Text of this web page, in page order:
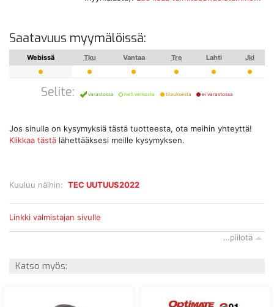
Kuuluu näihin: TEC UUTUUS2022
Saatavuus myymälöissä:
Webissä Tku Vantaa Tre Lahti Jkl
Selite: varastossa heti verkosta tilauksesta ei varastossa
Jos sinulla on kysymyksiä tästä tuotteesta, ota meihin yhteyttä!
Klikkaa tästä lähettääksesi meille kysymyksen.
Linkki valmistajan sivulle
…piilota
Katso myös: